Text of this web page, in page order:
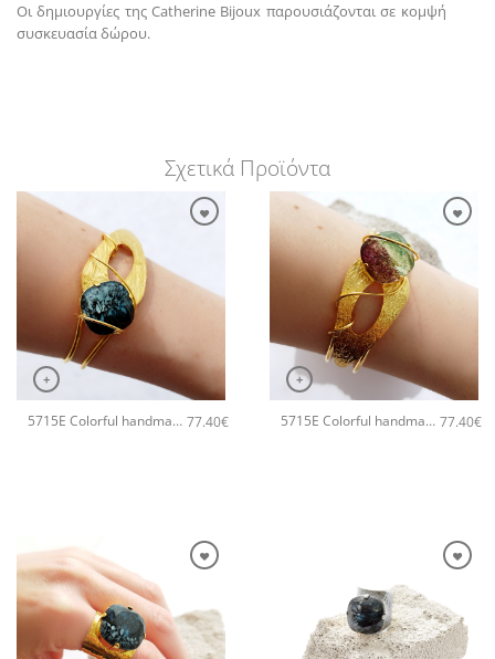
Οι δημιουργίες της Catherine Bijoux παρουσιάζονται σε κομψή
συσκευασία δώρου.
Σχετικά Προϊόντα
+
5715E Colorful handmade crystal χειροποίητο βραχιόλι Catherine bijoux Μαύρο 77.40€
+
5715E Colorful handmade crystal χειροποίητο βραχιόλι Catherine bijoux Πράσινο 77.40€